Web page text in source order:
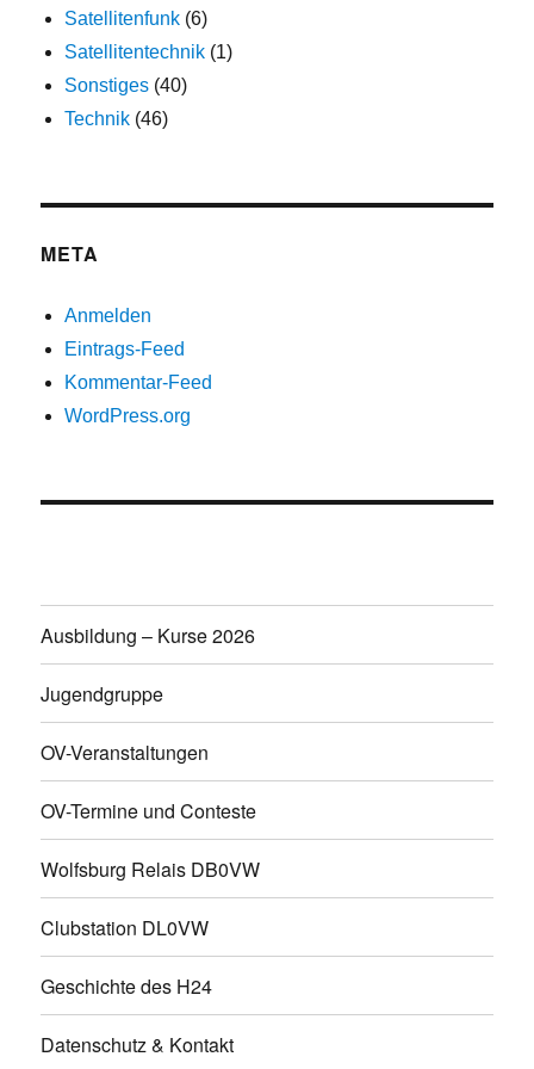
Satellitenfunk (6)
Satellitentechnik (1)
Sonstiges (40)
Technik (46)
META
Anmelden
Eintrags-Feed
Kommentar-Feed
WordPress.org
Ausbildung – Kurse 2026
Jugendgruppe
OV-Veranstaltungen
OV-Termine und Conteste
Wolfsburg Relais DB0VW
Clubstation DL0VW
Geschichte des H24
Datenschutz & Kontakt